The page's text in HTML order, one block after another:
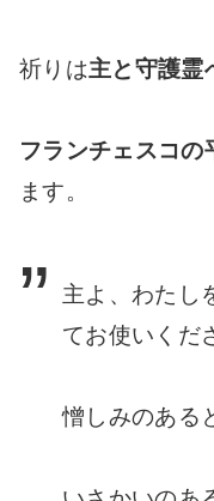
祈りは主と守護霊
フランチェスコの
ます。
主よ、わたし
てお使いくだ
憎しみのある